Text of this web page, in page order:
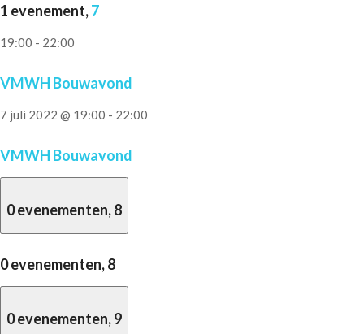
1 evenement,7
19:00 - 22:00
VMWH Bouwavond
7 juli 2022 @ 19:00 - 22:00
VMWH Bouwavond
0 evenementen,8
0 evenementen,8
0 evenementen,9